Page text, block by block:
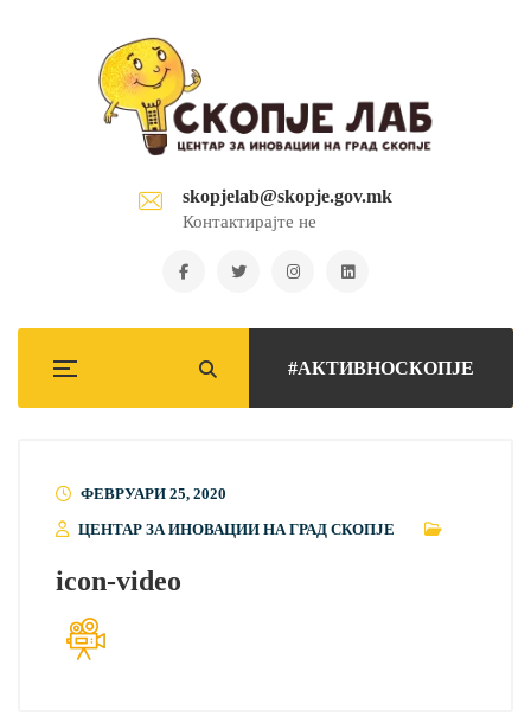
skopjelab@skopje.gov.mk
Контактирајте не
#АКТИВНОСКОПЈЕ
ФЕВРУАРИ 25, 2020
ЦЕНТАР ЗА ИНОВАЦИИ НА ГРАД СКОПЈЕ
icon-video